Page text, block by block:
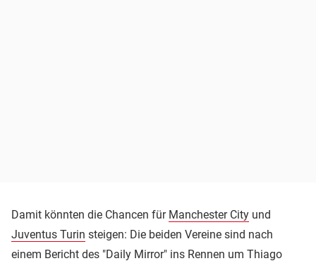
Damit könnten die Chancen für Manchester City und
Juventus Turin steigen: Die beiden Vereine sind nach
einem Bericht des "Daily Mirror" ins Rennen um Thiago